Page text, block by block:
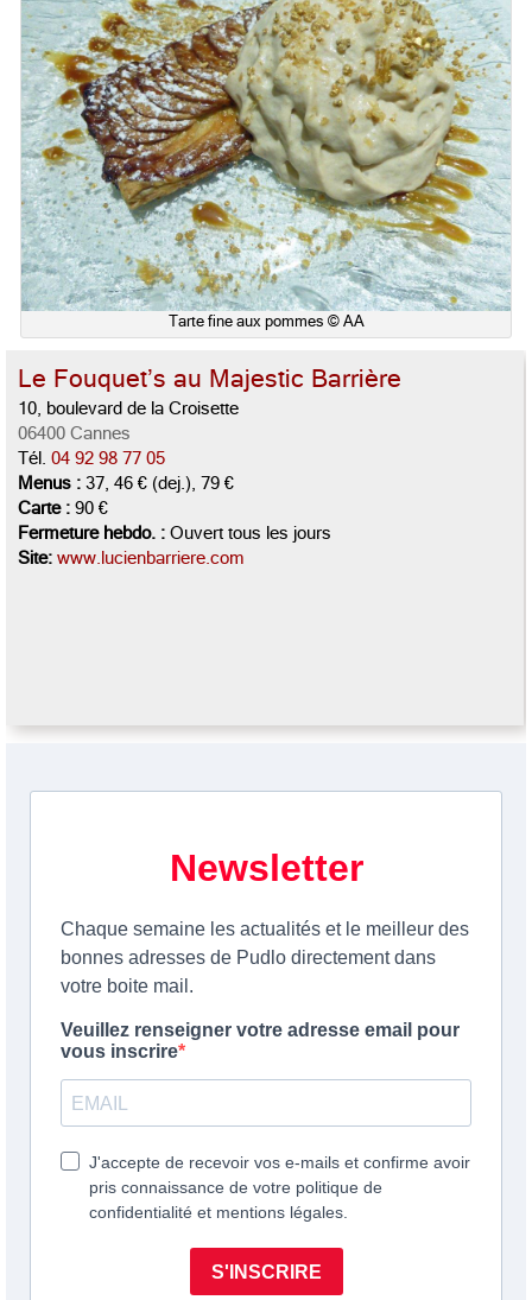
Tarte fine aux pommes © AA
Le Fouquet’s au Majestic Barrière
10, boulevard de la Croisette
06400 Cannes
Tél. 04 92 98 77 05
Menus : 37, 46 € (dej.), 79 €
Carte : 90 €
Fermeture hebdo. : Ouvert tous les jours
Site: www.lucienbarriere.com